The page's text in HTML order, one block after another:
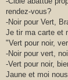
rendez-vous?
-Noir pour Vert,
Je tir ma carte et
"Vert pour noir,
-Noir pour vert,
-Vert pour noir,
Jaune et moi